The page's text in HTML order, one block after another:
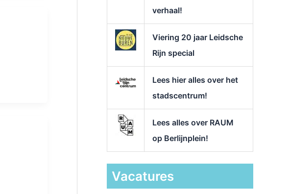
verhaal!
Viering 20 jaar Leidsche
Rijn special
Lees hier alles over het
stadscentrum!
Lees alles over RAUM
op Berlijnplein!
Vacatures